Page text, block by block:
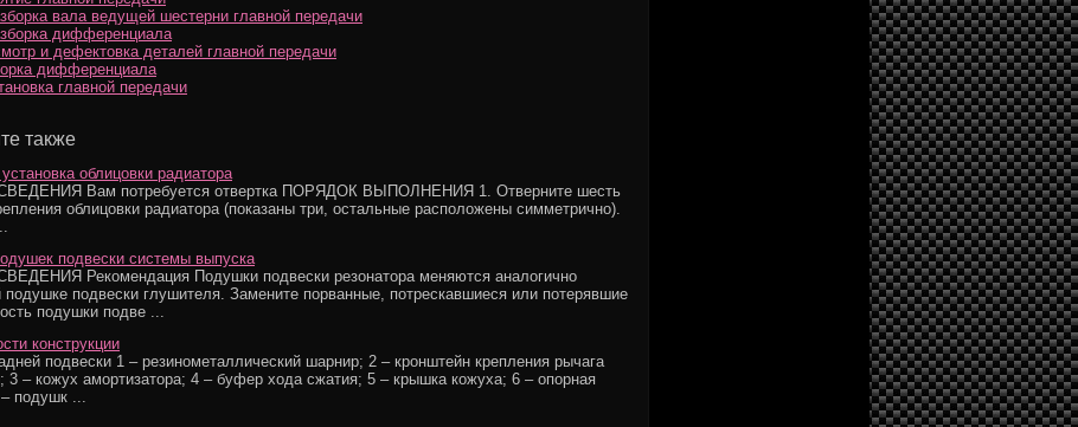
вала ведущей шестерни главной передачи
дифференциала
и дефектовка деталей главной передачи
дифференциала
главной передачи
также
облицовки радиатора
Вам потребуется отвертка ПОРЯДОК ВЫПОЛНЕНИЯ 1. Отверните шесть
облицовки радиатора (показаны три, остальные расположены симметрично).
подвески системы выпуска
Рекомендация Подушки подвески резонатора меняются аналогично
подушке подвески глушителя. Замените порванные, потрескавшиеся или потерявшие
подушки подве ...
конструкции
подвески 1 – резинометаллический шарнир; 2 – кронштейн крепления рычага
3 – кожух амортизатора; 4 – буфер хода сжатия; 5 – крышка кожуха; 6 – опорная
подушк ...